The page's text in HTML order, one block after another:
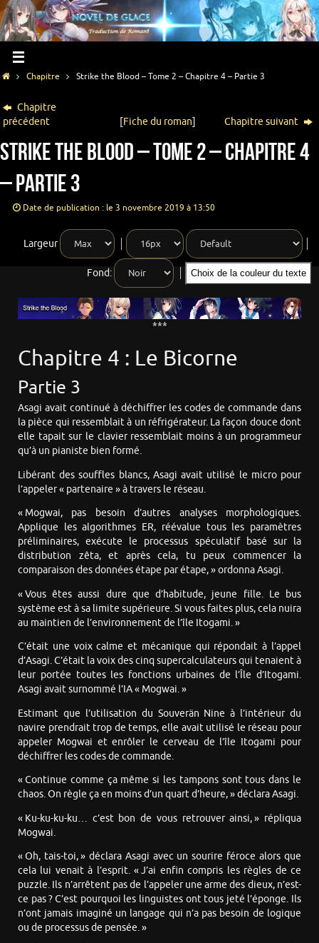
Chapitre Strike the Blood – Tome 2 – Chapitre 4 – Partie 3
Chapitre
précédent
[Fiche du roman] Chapitre suivant
Strike the Blood – Tome 2 – Chapitre 4
– Partie 3
Date de publication : le 3 novembre 2019 à 13:50
Largeur
Fond: Choix de la couleur du texte
***
Chapitre 4 : Le Bicorne
Partie 3
Asagi avait continué à déchiffrer les codes de commande dans
la pièce qui ressemblait à un réfrigérateur. La façon douce dont
elle tapait sur le clavier ressemblait moins à un programmeur
qu’à un pianiste bien formé.
Libérant des souffles blancs, Asagi avait utilisé le micro pour
l’appeler « partenaire » à travers le réseau.
« Mogwai, pas besoin d’autres analyses morphologiques.
Applique les algorithmes ER, réévalue tous les paramètres
préliminaires, exécute le processus spéculatif basé sur la
distribution zêta, et après cela, tu peux commencer la
comparaison des données étape par étape, » ordonna Asagi.
« Vous êtes aussi dure que d’habitude, jeune fille. Le bus
système est à sa limite supérieure. Si vous faites plus, cela nuira
au maintien de l’environnement de l’île Itogami. »
C’était une voix calme et mécanique qui répondait à l’appel
d’Asagi. C’était la voix des cinq supercalculateurs qui tenaient à
leur portée toutes les fonctions urbaines de l’Île d’Itogami.
Asagi avait surnommé l’IA « Mogwai. »
Estimant que l’utilisation du Souverän Nine à l’intérieur du
navire prendrait trop de temps, elle avait utilisé le réseau pour
appeler Mogwai et enrôler le cerveau de l’île Itogami pour
déchiffrer les codes de commande.
« Continue comme ça même si les tampons sont tous dans le
chaos. On règle ça en moins d’un quart d’heure, » déclara Asagi.
« Ku-ku-ku-ku… c’est bon de vous retrouver ainsi, » répliqua
Mogwai.
« Oh, tais-toi, » déclara Asagi avec un sourire féroce alors que
cela lui venait à l’esprit. « J’ai enfin compris les règles de ce
puzzle. Ils n’arrêtent pas de l’appeler une arme des dieux, n’est-
ce pas ? C’est pourquoi les linguistes ont tous jeté l’éponge. Ils
n’ont jamais imaginé un langage qui n’a pas besoin de logique
ou de processus de pensée. »